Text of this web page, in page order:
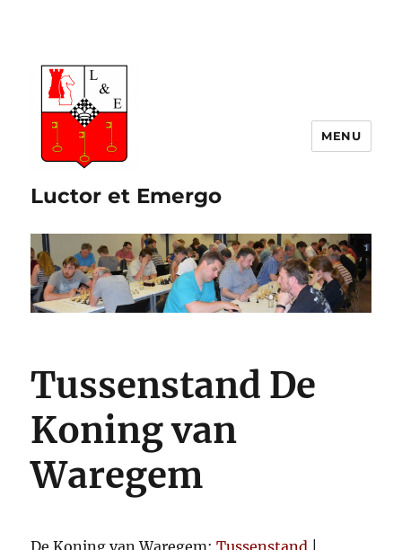
Luctor et Emergo
Tussenstand De
Koning van
Waregem